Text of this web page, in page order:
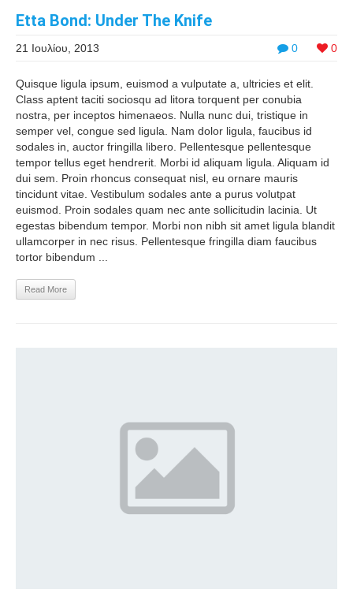
Etta Bond: Under The Knife
0 0
21 Ιουλίου, 2013
Quisque ligula ipsum, euismod a vulputate a, ultricies et elit.
Class aptent taciti sociosqu ad litora torquent per conubia
nostra, per inceptos himenaeos. Nulla nunc dui, tristique in
semper vel, congue sed ligula. Nam dolor ligula, faucibus id
sodales in, auctor fringilla libero. Pellentesque pellentesque
tempor tellus eget hendrerit. Morbi id aliquam ligula. Aliquam id
dui sem. Proin rhoncus consequat nisl, eu ornare mauris
tincidunt vitae. Vestibulum sodales ante a purus volutpat
euismod. Proin sodales quam nec ante sollicitudin lacinia. Ut
egestas bibendum tempor. Morbi non nibh sit amet ligula blandit
ullamcorper in nec risus. Pellentesque fringilla diam faucibus
tortor bibendum ...
Read More